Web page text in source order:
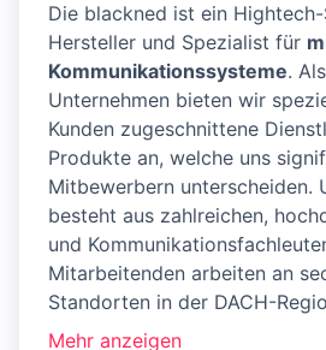
Die blackned ist ein
Hersteller und Spezialist für
Kommunikationssysteme.
Unternehmen bieten wir
Kunden zugeschnittene
Produkte an, welche uns
Mitbewerbern unterscheiden.
besteht aus zahlreichen,
und
Mitarbeitenden arbeiten an
Standorten in der DACH-
Mehr anzeigen